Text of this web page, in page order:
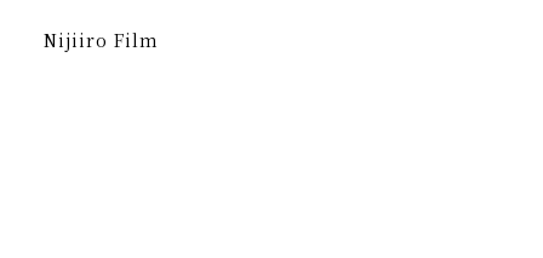
Nijiiro Film